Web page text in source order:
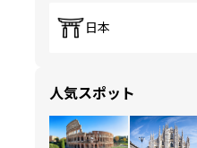
日本
人気スポット